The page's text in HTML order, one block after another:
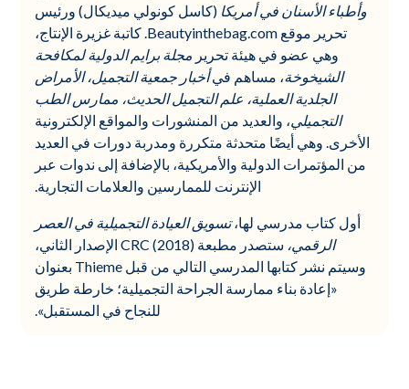
وأطباء الأسنان في أمريكا (كاسل كونولي ميديكال) ورئيس
تحرير موقع Beautyinthebag.com. كاتبة غزيرة الإنتاج،
وهي عضو في هيئة تحرير مجلة برايم الدولية لمكافحة
الشيخوخة، مساهم فيأخبار جمعية التجميل، الأمراض
الجلدية العملية، علم التجميل الحديث، ممارس الطب
التجميلي، والعديد من المنشورات والمواقع الإلكترونية
الأخرى. وهي أيضًا متحدثة متكررة ومدربة دورات في العديد
من المؤتمرات الدولية والأمريكية، بالإضافة إلى ندوات عبر
الإنترنت للممارسين والعلامات التجارية.
أول كتاب مدرسي لها،تسويق العيادة التجميلية في العصر
الرقمي،
ستصدر مطبعة CRC (2018) الإصدار الثاني،
وسيتم نشر كتابها المدرسي التالي من قبل Thieme بعنوان
«إعادة بناء ممارسة الجراحة التجميلية؛ خارطة طريق
للنجاح في المستقبل».